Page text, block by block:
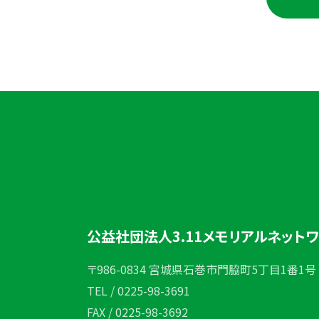
公益社団法人3.11メモリアルネット
〒986-0834 宮城県石巻市門脇町5丁目1番1
TEL / 0225-98-3691
FAX / 0225-98-3692